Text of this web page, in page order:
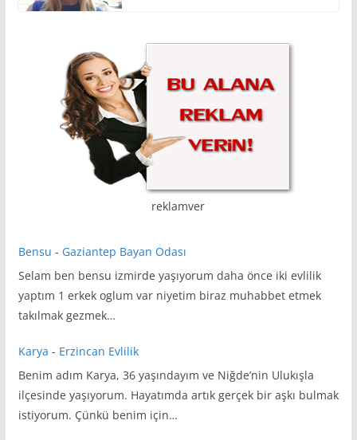
reklamver
Bensu - Gaziantep Bayan Odası
Selam ben bensu izmirde yaşıyorum daha önce iki evlilik
yaptım 1 erkek oglum var niyetim biraz muhabbet etmek
takılmak gezmek…
Karya - Erzincan Evlilik
Benim adım Karya, 36 yaşındayım ve Niğde’nin Ulukışla
ilçesinde yaşıyorum. Hayatımda artık gerçek bir aşkı bulmak
istiyorum. Çünkü benim için…